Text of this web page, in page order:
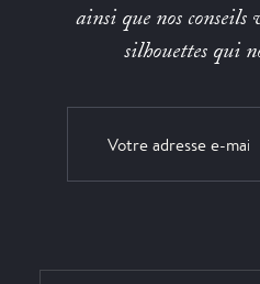
ainsi que nos conseils
silhouettes qui